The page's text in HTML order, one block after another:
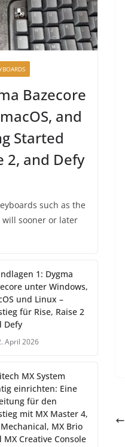
Bazecore
and
Started
2, and Defy
such as the
will sooner or later
1: Dygma
unter Windows,
und Linux –
für Rise, Raise 2
Defy
April 2026
MX System
einrichten: Eine
für den
mit MX Master 4,
MX Brio
MX Creative Console